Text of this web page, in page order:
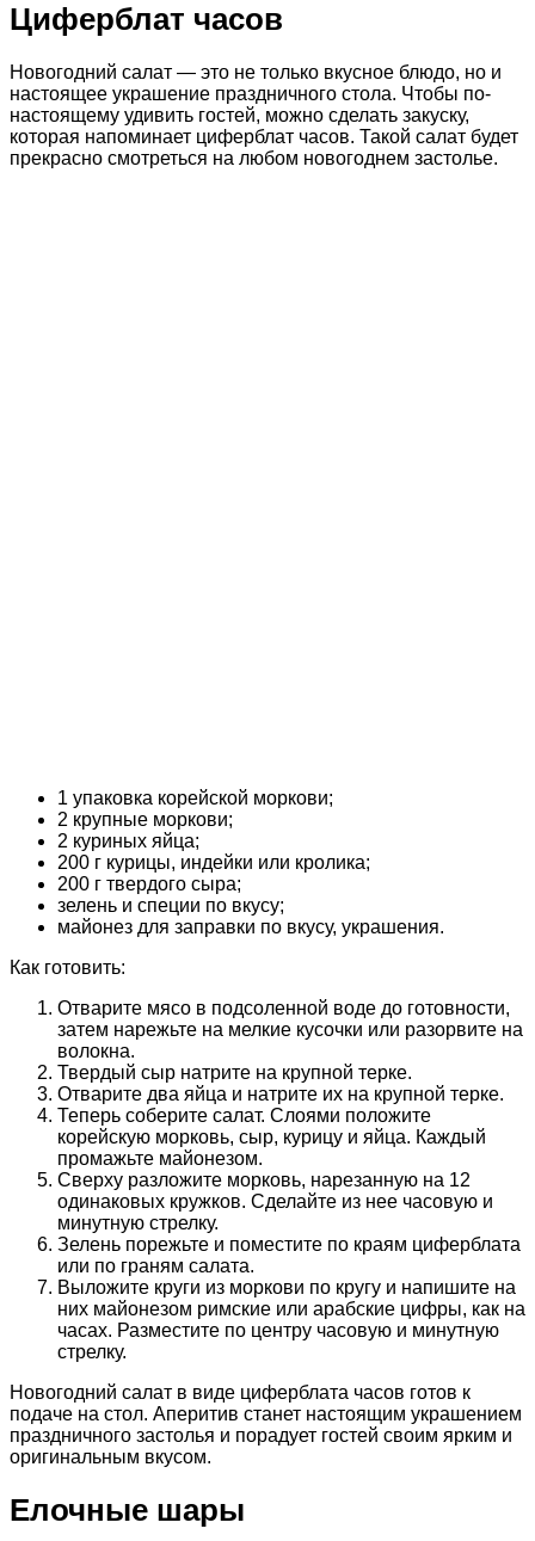
Циферблат часов
Новогодний салат — это не только вкусное блюдо, но и
настоящее украшение праздничного стола. Чтобы по-
настоящему удивить гостей, можно сделать закуску,
которая напоминает циферблат часов. Такой салат будет
прекрасно смотреться на любом новогоднем застолье.
1 упаковка корейской моркови;
2 крупные моркови;
2 куриных яйца;
200 г курицы, индейки или кролика;
200 г твердого сыра;
зелень и специи по вкусу;
майонез для заправки по вкусу, украшения.
Как готовить:
Отварите мясо в подсоленной воде до готовности,
затем нарежьте на мелкие кусочки или разорвите на
волокна.
Твердый сыр натрите на крупной терке.
Отварите два яйца и натрите их на крупной терке.
Теперь соберите салат. Слоями положите
корейскую морковь, сыр, курицу и яйца. Каждый
промажьте майонезом.
Сверху разложите морковь, нарезанную на 12
одинаковых кружков. Сделайте из нее часовую и
минутную стрелку.
Зелень порежьте и поместите по краям циферблата
или по граням салата.
Выложите круги из моркови по кругу и напишите на
них майонезом римские или арабские цифры, как на
часах. Разместите по центру часовую и минутную
стрелку.
Новогодний салат в виде циферблата часов готов к
подаче на стол. Аперитив станет настоящим украшением
праздничного застолья и порадует гостей своим ярким и
оригинальным вкусом.
Елочные шары